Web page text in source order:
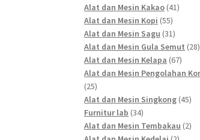
Alat dan Mesin Kakao 4141
Alat dan Mesin Kopi 5555
products
Alat dan Mesin Sagu 3131
products
Alat dan Mesin Gula Semut 2828
Alat dan Mesin Kelapa 6767
Alat dan Mesin Pengolahan
2525
products
Alat dan Mesin Singkong 4545
Furnitur lab 3434
products
Alat dan Mesin Tembakau 22